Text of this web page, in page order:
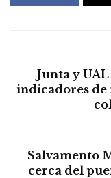
Junta y
indicadores
Salvamento
cerca del